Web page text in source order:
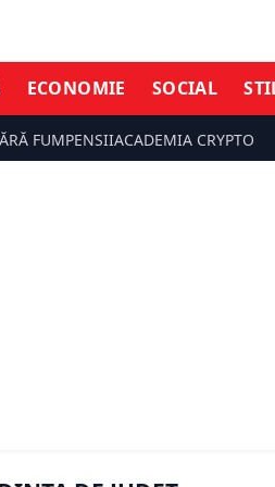
ECONOMIE SOCIAL
FUMPENSIIACADEMIA CRYPTO
aer din
județ!